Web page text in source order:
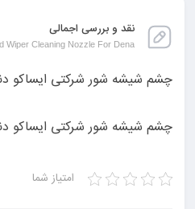
نقد و بررسی اجمالی
Wiper Cleaning Nozzle For Dena
چشم شیشه شور شرکتی ایساکو
چشم شیشه شور شرکتی ایساکو
امتیاز شما